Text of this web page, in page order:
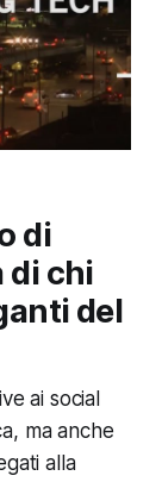
di
di chi
del
ai social
ma anche
alla